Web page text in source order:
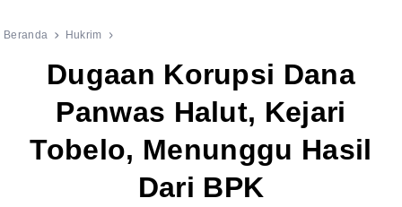
Beranda Hukrim
Dugaan Korupsi Dana
Panwas Halut, Kejari
Tobelo, Menunggu Hasil
Dari BPK